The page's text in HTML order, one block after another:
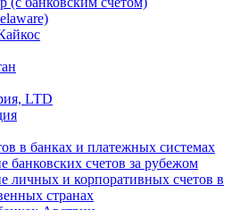
LTD
в банках и платежных системах
банковских счетов за рубежом
личных и корпоративных счетов в
странах